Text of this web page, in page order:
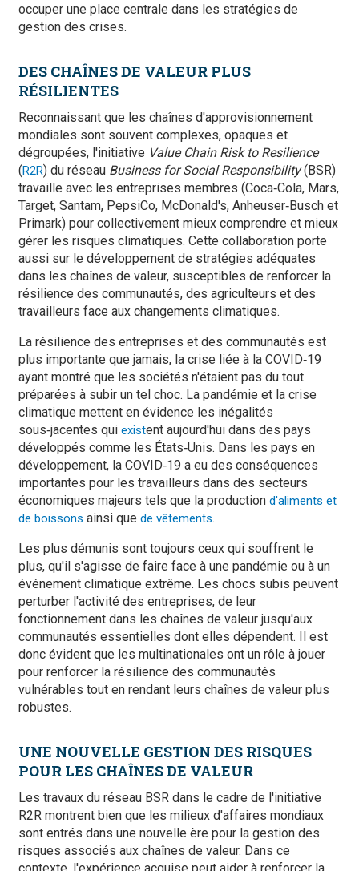
occuper une place centrale dans les stratégies de
gestion des crises.
DES CHAÎNES DE VALEUR PLUS
RÉSILIENTES
Reconnaissant que les chaînes d'approvisionnement
mondiales sont souvent complexes, opaques et
dégroupées, l'initiative Value Chain Risk to Resilience
(R2R) du réseau Business for Social Responsibility(BSR)
travaille avec les entreprises membres (Coca‑Cola, Mars,
Target, Santam, PepsiCo, McDonald's, Anheuser‑Busch et
Primark) pour collectivement mieux comprendre et mieux
gérer les risques climatiques. Cette collaboration porte
aussi sur le développement de stratégies adéquates
dans les chaînes de valeur, susceptibles de renforcer la
résilience des communautés, des agriculteurs et des
travailleurs face aux changements climatiques.
La résilience des entreprises et des communautés est
plus importante que jamais, la crise liée à la COVID‑19
ayant montré que les sociétés n'étaient pas du tout
préparées à subir un tel choc. La pandémie et la crise
climatique mettent en évidence les inégalités
sous‑jacentes qui existent aujourd'hui dans des pays
développés comme les États‑Unis. Dans les pays en
développement, la COVID‑19 a eu des conséquences
importantes pour les travailleurs dans des secteurs
économiques majeurs tels que la production d'aliments et
de boissons ainsi que de vêtements.
Les plus démunis sont toujours ceux qui souffrent le
plus, qu'il s'agisse de faire face à une pandémie ou à un
événement climatique extrême. Les chocs subis peuvent
perturber l'activité des entreprises, de leur
fonctionnement dans les chaînes de valeur jusqu'aux
communautés essentielles dont elles dépendent. Il est
donc évident que les multinationales ont un rôle à jouer
pour renforcer la résilience des communautés
vulnérables tout en rendant leurs chaînes de valeur plus
robustes.
UNE NOUVELLE GESTION DES RISQUES
POUR LES CHAÎNES DE VALEUR
Les travaux du réseau BSR dans le cadre de l'initiative
R2R montrent bien que les milieux d'affaires mondiaux
sont entrés dans une nouvelle ère pour la gestion des
risques associés aux chaînes de valeur. Dans ce